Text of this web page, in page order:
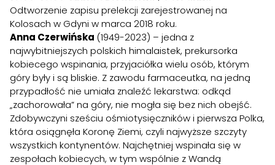
Odtworzenie zapisu prelekcji zarejestrowanej na
Kolosach w Gdyni w marca 2018 roku.
Anna Czerwińska (1949-2023) – jedna z
najwybitniejszych polskich himalaistek, prekursorka
kobiecego wspinania, przyjaciółka wielu osób, którym
góry były i są bliskie. Z zawodu farmaceutka, na jedną
przypadłość nie umiała znaleźć lekarstwa: odkąd
„zachorowała” na góry, nie mogła się bez nich obejść.
Zdobywczyni sześciu ośmiotysięczników i pierwsza Polka,
która osiągnęła Koronę Ziemi, czyli najwyższe szczyty
wszystkich kontynentów. Najchętniej wspinała się w
zespołach kobiecych, w tym wspólnie z Wandą